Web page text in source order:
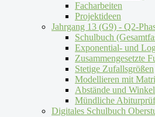
Facharbeiten
Projektideen
Jahrgang 13 (G9) - Q2-
Schulbuch
Exponential- und
Zusammengesetzte
Stetige Zufallsgrößen
Modellieren mit
Abstände und
Mündliche
Digitales Schulbuch